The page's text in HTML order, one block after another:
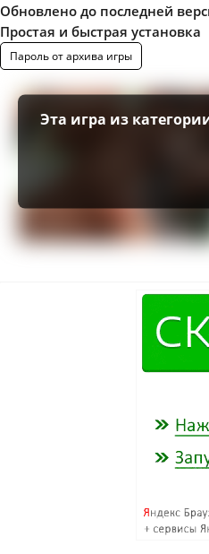
Обновлено до последней
Простая и быстрая установка
Пароль от архива игры
Эта игра из